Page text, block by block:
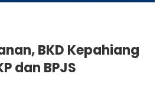
BKD Kepahiang
dan BPJS